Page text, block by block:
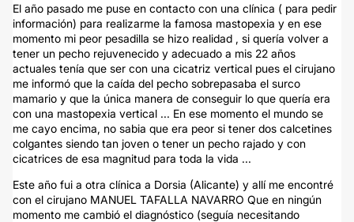
El año pasado me puse en contacto con una clínica ( para pedir
información) para realizarme la famosa mastopexia y en ese
momento mi peor pesadilla se hizo realidad , si quería volver a
tener un pecho rejuvenecido y adecuado a mis 22 años
actuales tenía que ser con una cicatriz vertical pues el cirujano
me informó que la caída del pecho sobrepasaba el surco
mamario y que la única manera de conseguir lo que quería era
con una mastopexia vertical ... En ese momento el mundo se
me cayo encima, no sabia que era peor si tener dos calcetines
colgantes siendo tan joven o tener un pecho rajado y con
cicatrices de esa magnitud para toda la vida ...
Este año fui a otra clínica a Dorsia (Alicante) y allí me encontré
con el cirujano MANUEL TAFALLA NAVARRO Que en ningún
momento me cambió el diagnóstico (seguía necesitando